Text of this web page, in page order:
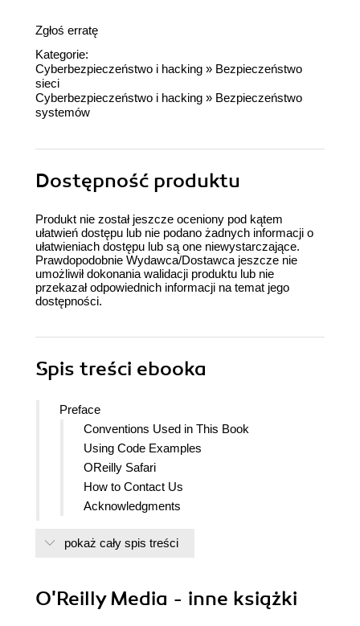
Zgłoś erratę
Kategorie:
Cyberbezpieczeństwo i hacking » Bezpieczeństwo
sieci
Cyberbezpieczeństwo i hacking » Bezpieczeństwo
systemów
Dostępność produktu
Produkt nie został jeszcze oceniony pod kątem
ułatwień dostępu lub nie podano żadnych informacji o
ułatwieniach dostępu lub są one niewystarczające.
Prawdopodobnie Wydawca/Dostawca jeszcze nie
umożliwił dokonania walidacji produktu lub nie
przekazał odpowiednich informacji na temat jego
dostępności.
Spis treści ebooka
Preface
Conventions Used in This Book
Using Code Examples
OReilly Safari
How to Contact Us
Acknowledgments
1. Introduction to Ransomware
Deployment
pokaż cały spis treści
O'Reilly Media - inne książki